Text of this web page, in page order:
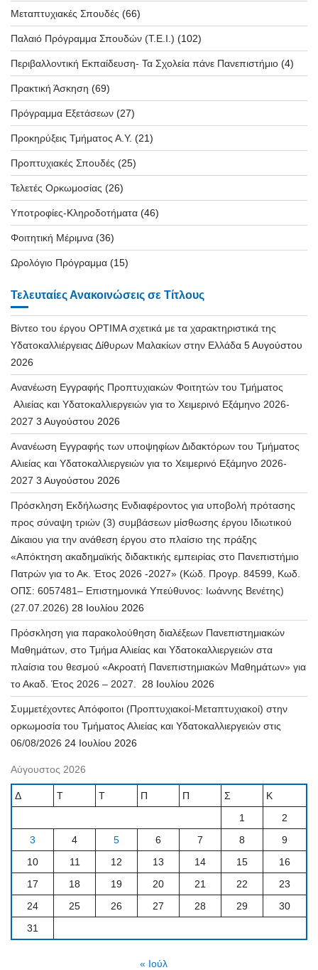
Μεταπτυχιακές Σπουδές (66)
Παλαιό Πρόγραμμα Σπουδών (T.E.I.) (102)
Περιβαλλοντική Εκπαίδευση- Τα Σχολεία πάνε Πανεπιστήμιο (4)
Πρακτική Άσκηση (69)
Πρόγραμμα Εξετάσεων (27)
Προκηρύξεις Τμήματος Α.Υ. (21)
Προπτυχιακές Σπουδές (25)
Τελετές Ορκωμοσίας (26)
Υποτροφίες-Κληροδοτήματα (46)
Φοιτητική Μέριμνα (36)
Ωρολόγιο Πρόγραμμα (15)
Τελευταίες Ανακοινώσεις σε Τίτλους
Βίντεο του έργου OPTIMA σχετικά με τα χαρακτηριστικά της
Υδατοκαλλιέργειας Δίθυρων Μαλακίων στην Ελλάδα 5 Αυγούστου
2026
Ανανέωση Εγγραφής Προπτυχιακών Φοιτητών του Τμήματος
Αλιείας και Υδατοκαλλιεργειών για το Χειμερινό Εξάμηνο 2026-
2027 3 Αυγούστου 2026
Ανανέωση Εγγραφής των υποψηφίων Διδακτόρων του Τμήματος
Αλιείας και Υδατοκαλλιεργειών για το Χειμερινό Εξάμηνο 2026-
2027 3 Αυγούστου 2026
Πρόσκληση Εκδήλωσης Ενδιαφέροντος για υποβολή πρότασης
προς σύναψη τριών (3) συμβάσεων μίσθωσης έργου Ιδιωτικού
Δίκαιου για την ανάθεση έργου στο πλαίσιο της πράξης
«Απόκτηση ακαδημαϊκής διδακτικής εμπειρίας στο Πανεπιστήμιο
Πατρών για το Ακ. Έτος 2026 -2027» (Κώδ. Προγρ. 84599, Κωδ.
ΟΠΣ: 6057481– Επιστημονικά Υπεύθυνος: Ιωάννης Βενέτης)
(27.07.2026) 28 Ιουλίου 2026
Πρόσκληση για παρακολούθηση διαλέξεων Πανεπιστημιακών
Μαθημάτων, στο Τμήμα Αλιείας και Υδατοκαλλιεργειών στα
πλαίσια του θεσμού «Ακροατή Πανεπιστημιακών Μαθημάτων» για
το Ακαδ. Έτος 2026 – 2027.
28 Ιουλίου 2026
Συμμετέχοντες Απόφοιτοι (Προπτυχιακοί-Μεταπτυχιακοί) στην
ορκωμοσία του Τμήματος Αλιείας και Υδατοκαλλιεργειών στις
06/08/2026 24 Ιουλίου 2026
Αύγουστος 2026
Δ Τ Τ Π Π Σ
Κ
1
2
3
4 5 6 7 8
9
10
11 12 13 14 15
16
17
18 19 20 21 22
23
24
25 26 27 28 29
30
31
« Ιούλ